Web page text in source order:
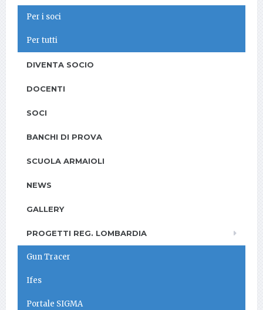
Per i soci
Per tutti
DIVENTA SOCIO
DOCENTI
SOCI
BANCHI DI PROVA
SCUOLA ARMAIOLI
NEWS
GALLERY
PROGETTI REG. LOMBARDIA
Gun Tracer
Ifes
Portale SIGMA